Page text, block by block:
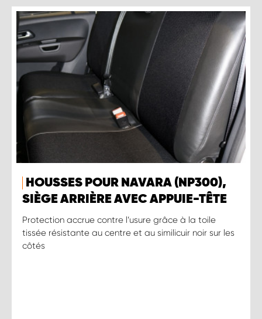
HOUSSES POUR NAVARA (NP300),
SIÈGE ARRIÈRE AVEC APPUIE-TÊTE
Protection accrue contre l’usure grâce à la toile
tissée résistante au centre et au similicuir noir sur les
côtés